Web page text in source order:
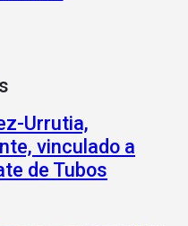
Urrutia,
vinculado a
de Tubos